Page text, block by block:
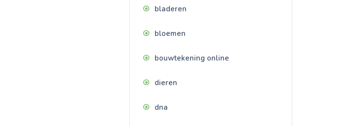
bladeren
bloemen
bouwtekening online
dieren
dna